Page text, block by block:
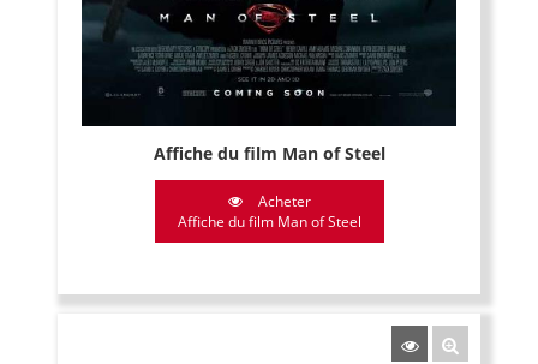
Affiche du film Man of Steel
Acheter
Affiche du film Man of Steel